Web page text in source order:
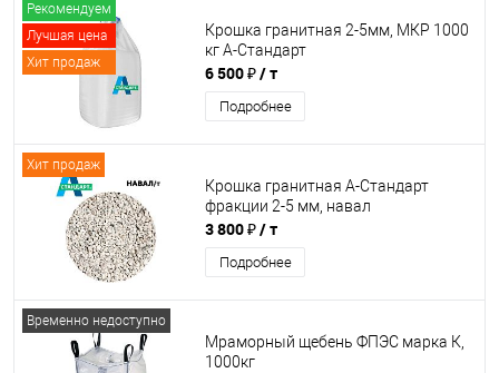
Рекомендуем
Лучшая цена
Хит продаж
Крошка гранитная 2-5мм, МКР 1000
кг А-Стандарт
6 500 ₽/ т
Подробнее
Хит продаж
Крошка гранитная А-Стандарт
фракции 2-5 мм, навал
3 800 ₽/ т
Подробнее
Временно недоступно
Мраморный щебень ФПЭС марка К,
1000кг